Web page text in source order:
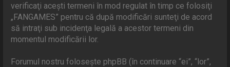
verificaţi aceşti termeni în mod regulat în timp ce folosiţi
„FANGAMES” pentru că după modificări sunteţi de acord
să intraţi sub incidenţa legală a acestor termeni din
momentul modificării lor.
Forumul nostru foloseşte phpBB (în continuare “ei”, “lor”,